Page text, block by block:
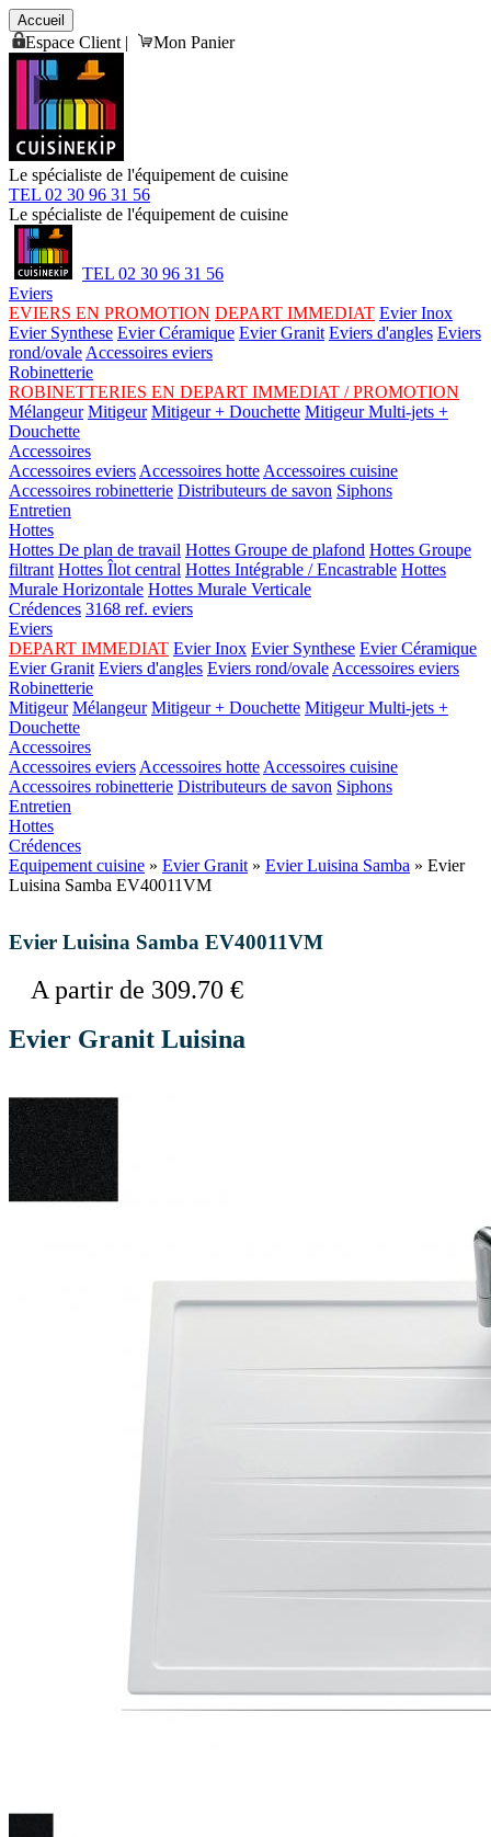
Accueil
Espace Client | Mon Panier
Le spécialiste de l'équipement de cuisine
TEL 02 30 96 31 56
Le spécialiste de l'équipement de cuisine
TEL 02 30 96 31 56
Eviers
EVIERS EN PROMOTION DEPART IMMEDIAT Evier Inox
Evier Synthese Evier Céramique Evier Granit Eviers d'angles Eviers
rond/ovale Accessoires eviers
Robinetterie
ROBINETTERIES EN DEPART IMMEDIAT / PROMOTION
Mélangeur Mitigeur Mitigeur + Douchette Mitigeur Multi-jets +
Douchette
Accessoires
Accessoires eviers Accessoires hotte Accessoires cuisine
Accessoires robinetterie Distributeurs de savon Siphons
Entretien
Hottes
Hottes De plan de travail Hottes Groupe de plafond Hottes Groupe
filtrant Hottes Îlot central Hottes Intégrable / Encastrable Hottes
Murale Horizontale Hottes Murale Verticale
Crédences 3168 ref. eviers
Eviers
DEPART IMMEDIAT Evier Inox Evier Synthese Evier Céramique
Evier Granit Eviers d'angles Eviers rond/ovale Accessoires eviers
Robinetterie
Mitigeur Mélangeur Mitigeur + Douchette Mitigeur Multi-jets +
Douchette
Accessoires
Accessoires eviers Accessoires hotte Accessoires cuisine
Accessoires robinetterie Distributeurs de savon Siphons
Entretien
Hottes
Crédences
Equipement cuisine » Evier Granit » Evier Luisina Samba » Evier
Luisina Samba EV40011VM
Evier Luisina Samba EV40011VM
A partir de 309.70 €
Evier Granit Luisina